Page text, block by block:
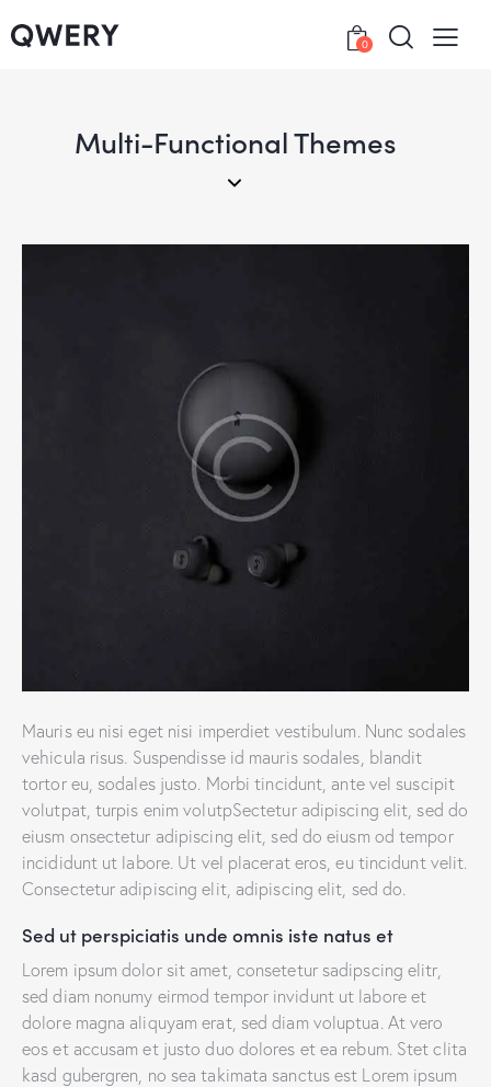
0
Multi-Functional Themes
Mauris eu nisi eget nisi imperdiet vestibulum. Nunc sodales
vehicula risus. Suspendisse id mauris sodales, blandit
tortor eu, sodales justo. Morbi tincidunt, ante vel suscipit
volutpat, turpis enim volutpSectetur adipiscing elit, sed do
eiusm onsectetur adipiscing elit, sed do eiusm od tempor
incididunt ut labore. Ut vel placerat eros, eu tincidunt velit.
Consectetur adipiscing elit, adipiscing elit, sed do.
Sed ut perspiciatis unde omnis iste natus et
Lorem ipsum dolor sit amet, consetetur sadipscing elitr,
sed diam nonumy eirmod tempor invidunt ut labore et
dolore magna aliquyam erat, sed diam voluptua. At vero
eos et accusam et justo duo dolores et ea rebum. Stet clita
kasd gubergren, no sea takimata sanctus est Lorem ipsum